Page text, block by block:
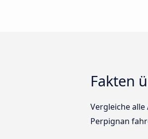
Fakten
Vergleiche alle
Perpignan